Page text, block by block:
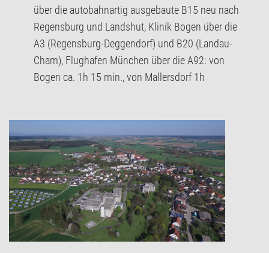
über die autobahnartig ausgebaute B15 neu nach
Regensburg und Landshut, Klinik Bogen über die
A3 (Regensburg-Deggendorf) und B20 (Landau-
Cham), Flughafen München über die A92: von
Bogen ca. 1h 15 min., von Mallersdorf 1h